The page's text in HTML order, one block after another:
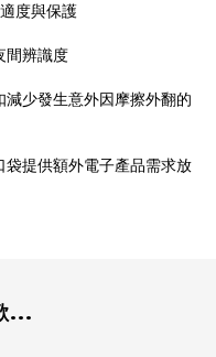
度與保護
間辨識度
少發生意外因摩擦外翻的
提供額外電子產品需求放
...